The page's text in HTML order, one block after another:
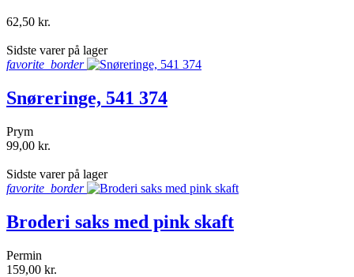
62,50 kr.
Sidste varer på lager
favorite_border
Snøreringe, 541 374
Prym
99,00 kr.
Sidste varer på lager
favorite_border
Broderi saks med pink skaft
Permin
159,00 kr.